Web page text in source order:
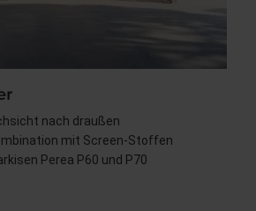
nach draußen
mit Screen-Stoffen
Perea P60 und P70